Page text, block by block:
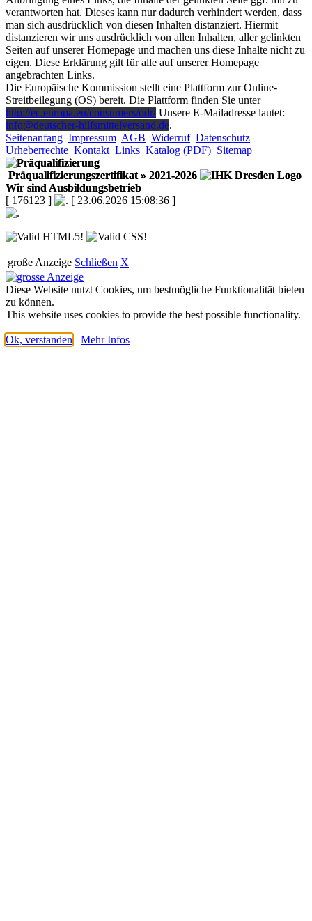
verantworten hat. Dieses kann nur dadurch verhindert werden, dass
man sich ausdrücklich von diesen Inhalten distanziert. Hiermit
distanzieren wir uns ausdrücklich von allen Inhalten, aller gelinkten
Seiten auf unserer Homepage und machen uns diese Inhalte nicht zu
eigen. Diese Erklärung gilt für alle auf unserer Homepage
angebrachten Links.
Die Europäische Kommission stellt eine Plattform zur Online-
Streitbeilegung (OS) bereit. Die Plattform finden Sie unter
http://ec.europa.eu/consumers/odr/Unsere E-Mailadresse lautet:
info@deutscher-hilfsmittelversand.de.
Seitenanfang Impressum AGB Widerruf Datenschutz
Urheberrechte Kontakt Links Katalog (PDF) Sitemap
Präqualifizierungszertifikat » 2021-2026
Wir sind Ausbildungsbetrieb
[ 176123 ]
[ 23.06.2026 15:08:36 ]
große Anzeige Schließen X
Diese Website nutzt Cookies, um bestmögliche Funktionalität bieten
zu können.
This website uses cookies to provide the best possible functionality.
Ok, verstanden Mehr Infos